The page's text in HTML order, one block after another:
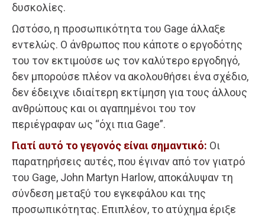
δυσκολίες.
Ωστόσο, η προσωπικότητα του Gage άλλαξε
εντελώς. Ο άνθρωπος που κάποτε ο εργοδότης
του τον εκτιμούσε ως τον καλύτερο εργοδηγό,
δεν μπορούσε πλέον να ακολουθήσει ένα σχέδιο,
δεν έδειχνε ιδιαίτερη εκτίμηση για τους άλλους
ανθρώπους και οι αγαπημένοι του τον
περιέγραφαν ως “όχι πια Gage”.
Γιατί αυτό το γεγονός είναι σημαντικό: Οι
παρατηρήσεις αυτές, που έγιναν από τον γιατρό
του Gage, John Martyn Harlow, αποκάλυψαν τη
σύνδεση μεταξύ του εγκεφάλου και της
προσωπικότητας. Επιπλέον, το ατύχημα έριξε